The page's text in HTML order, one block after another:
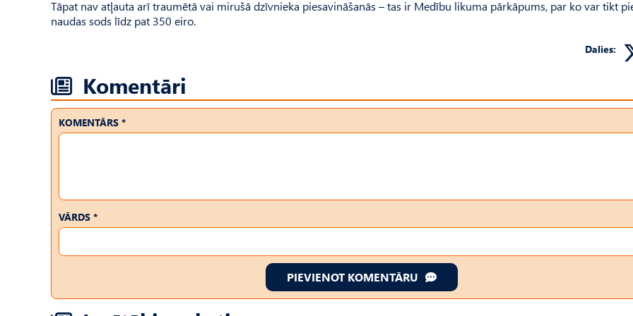
Tāpat nav atļauta arī traumētā vai mirušā dzīvnieka piesavināšanās – tas ir Medību likuma pārkāpums, par ko var tikt
naudas sods līdz pat 350 eiro.
Dalies:
Komentāri
KOMENTĀRS *
VĀRDS *
PIEVIENOT KOMENTĀRU